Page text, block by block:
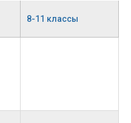
8-11 классы